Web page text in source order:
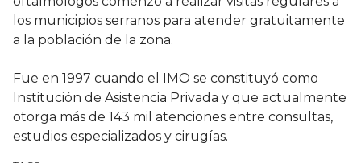
los municipios serranos para atender gratuitamente
a la población de la zona.
Fue en 1997 cuando el IMO se constituyó como
Institución de Asistencia Privada y que actualmente
otorga más de 143 mil atenciones entre consultas,
estudios especializados y cirugías.